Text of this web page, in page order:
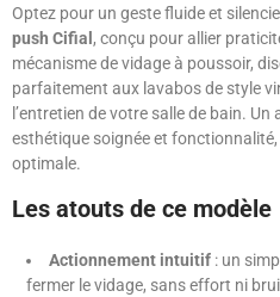
Optez pour un geste fluide et
push Cifial , conçu pour allier
mécanisme de vidage à poussoir,
parfaitement aux lavabos de style
l’entretien de votre salle de bain.
esthétique soignée et
optimale.
Les atouts de ce modèle
Actionnement intuitif : un
fermer le vidage, sans effort ni